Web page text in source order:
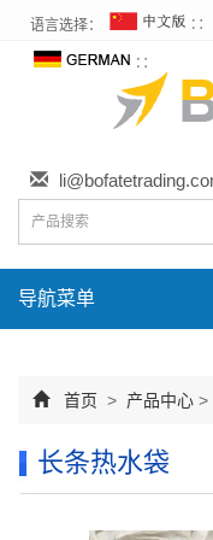
语言选择： ∷
∷
导航菜单
首页 > 产品中心 >
长条热水袋